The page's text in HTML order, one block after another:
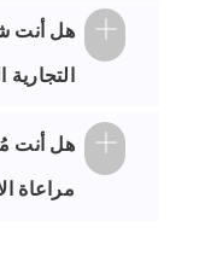
هل أنت
هل أنت
مراعاة